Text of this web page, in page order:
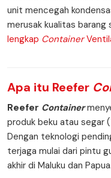
unit mencegah
merusak kualitas barang
lengkap Container
Apa itu Reefer
Reefer Container
produk beku atau segar (
Dengan teknologi
terjaga mulai dari pintu
akhir di Maluku dan Papua.